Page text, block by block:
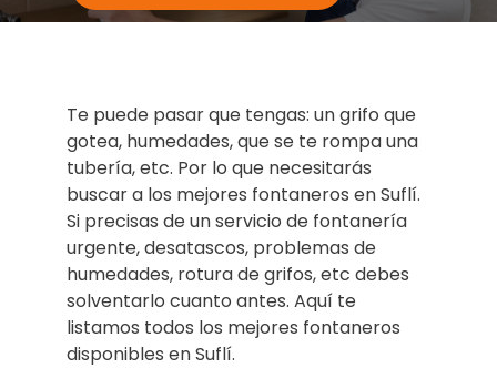
Te puede pasar que tengas: un grifo que
gotea, humedades, que se te rompa una
tubería, etc. Por lo que necesitarás
buscar a los mejores fontaneros en Suflí.
Si precisas de un servicio de fontanería
urgente, desatascos, problemas de
humedades, rotura de grifos, etc debes
solventarlo cuanto antes. Aquí te
listamos todos los mejores fontaneros
disponibles en Suflí.